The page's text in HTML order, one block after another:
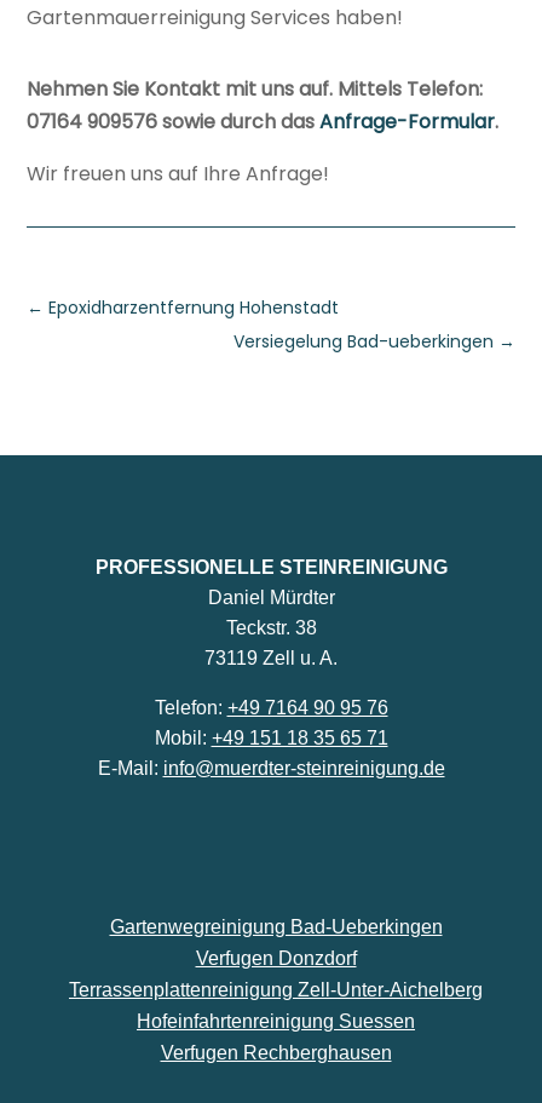
Gartenmauerreinigung Services haben!
Nehmen Sie Kontakt mit uns auf. Mittels Telefon:
07164 909576 sowie durch dasAnfrage-Formular.
Wir freuen uns auf Ihre Anfrage!
←Epoxidharzentfernung Hohenstadt
Versiegelung Bad-ueberkingen →
PROFESSIONELLE STEINREINIGUNG
Daniel Mürdter
Teckstr. 38
73119 Zell u. A.
Telefon: +49 7164 90 95 76
Mobil: +49 151 18 35 65 71
E-Mail: info@muerdter-steinreinigung.de
Gartenwegreinigung Bad-Ueberkingen
Verfugen Donzdorf
Terrassenplattenreinigung Zell-Unter-Aichelberg
Hofeinfahrtenreinigung Suessen
Verfugen Rechberghausen